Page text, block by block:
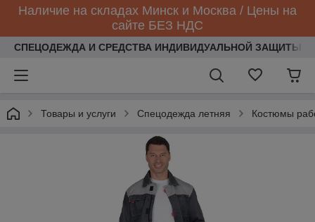
Наличие на складах Минск и Москва / Цены на
сайте БЕЗ НДС
СПЕЦОДЕЖДА И СРЕДСТВА ИНДИВИДУАЛЬНОЙ ЗАЩИТЫ
Товары и услуги Спецодежда летняя Костюмы